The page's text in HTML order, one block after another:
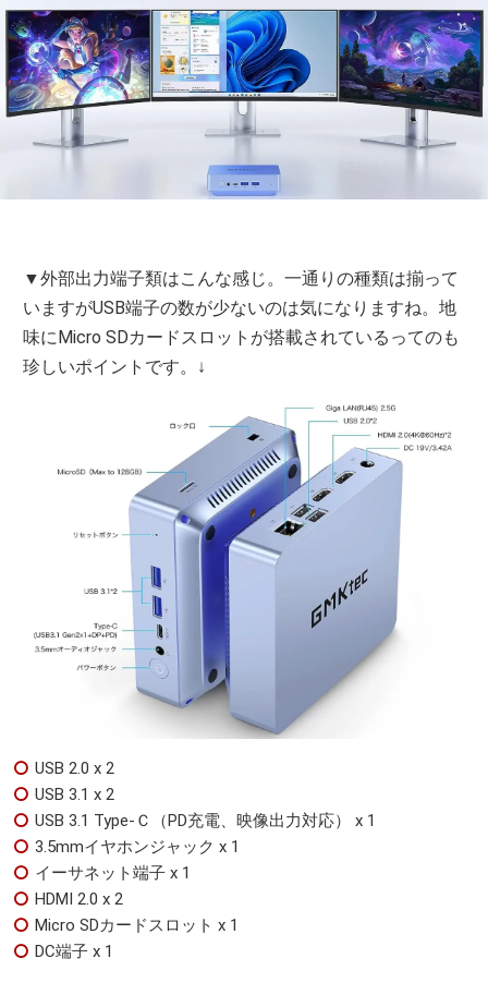
▼外部出力端子類はこんな感じ。一通りの種類は揃って
いますがUSB端子の数が少ないのは気になりますね。地
味にMicro SDカードスロットが搭載されているってのも
珍しいポイントです。↓
USB 2.0 x 2
USB 3.1 x 2
USB 3.1 Type-Ｃ（PD充電、映像出力対応） x 1
3.5mmイヤホンジャック x 1
イーサネット端子 x 1
HDMI 2.0 x 2
Micro SDカードスロット x 1
DC端子 x 1